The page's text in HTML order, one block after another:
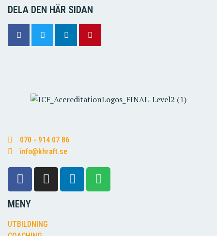
DELA DEN HÄR SIDAN
070 - 914 07 86
info@khraft.se
MENY
UTBILDNING